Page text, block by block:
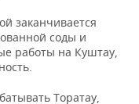
заканчивается
соды и
работы на Куштау,
Торатау,